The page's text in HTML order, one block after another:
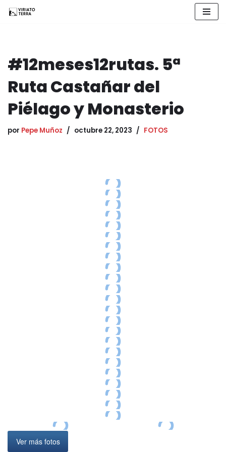
#12meses12rutas. 5ª
Ruta Castañar del
Piélago y Monasterio
por Pepe Muñoz octubre 22, 2023 FOTOS
Ver más fotos